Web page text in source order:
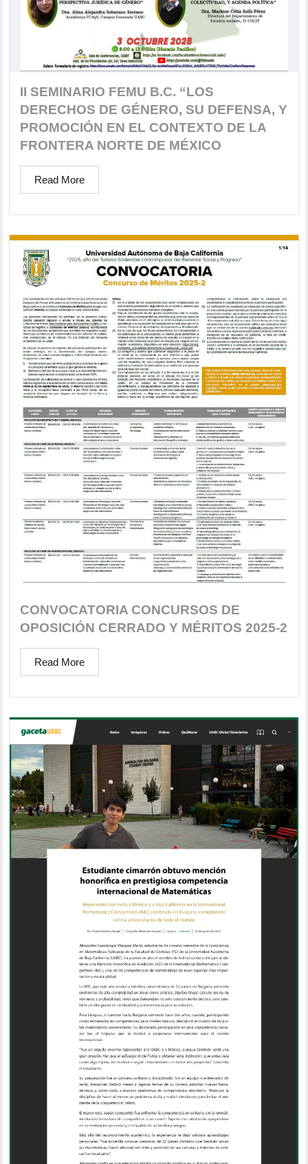
II SEMINARIO FEMU B.C. “LOS
DERECHOS DE GÉNERO, SU DEFENSA, Y
PROMOCIÓN EN EL CONTEXTO DE LA
FRONTERA NORTE DE MÉXICO
Read More
CONVOCATORIA CONCURSOS DE
OPOSICIÓN CERRADO Y MÉRITOS 2025-2
Read More